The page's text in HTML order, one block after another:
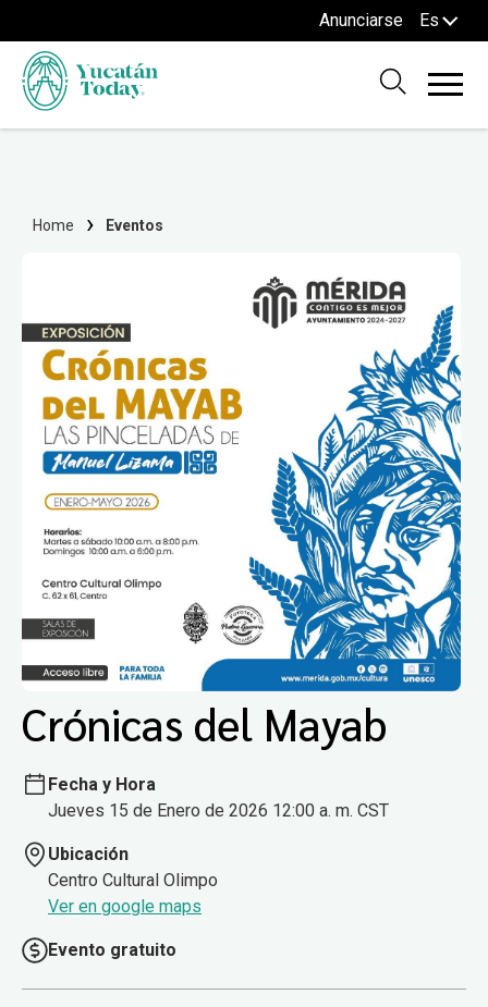
Anunciarse Es
Home Eventos
Crónicas del Mayab
Fecha y Hora
Jueves 15 de Enero de 2026 12:00 a. m. CST
Ubicación
Centro Cultural Olimpo
Ver en google maps
Evento gratuito